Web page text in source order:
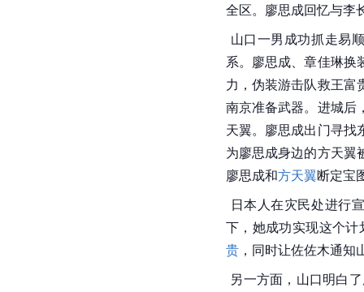
全区。 廖思成回忆与李
山口一男成功抓走易
系。廖思成、章佳琳换
力，伪装游击队救王富
南京准备武器。进城后
天翼。廖思成出门寻找
为廖思成身边的方天翼
廖思成和方天翼断定宝
日本人在灾民处进行
下，她成功实现这个计
贵 ，同时让佐佐木通知
另一方面，山口明白